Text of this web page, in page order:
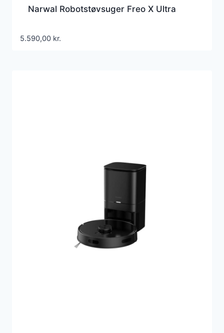
Narwal Robotstøvsuger Freo X Ultra
5.590,00 kr.